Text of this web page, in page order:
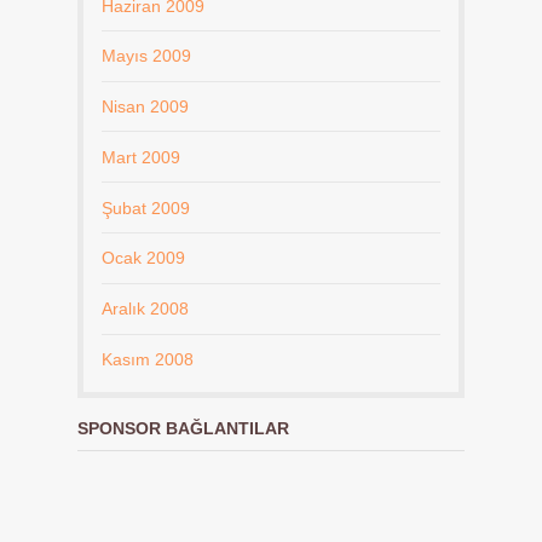
Haziran 2009
Mayıs 2009
Nisan 2009
Mart 2009
Şubat 2009
Ocak 2009
Aralık 2008
Kasım 2008
SPONSOR BAĞLANTILAR